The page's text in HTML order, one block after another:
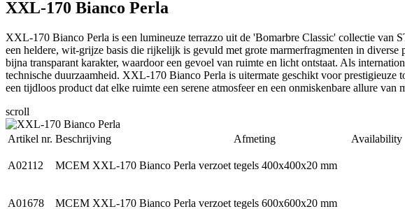
XXL-170 Bianco Perla
XXL-170 Bianco Perla is een lumineuze terrazzo uit de 'Bomarbre Classic' collectie van
een heldere, wit-grijze basis die rijkelijk is gevuld met grote marmerfragmenten in
bijna transparant karakter, waardoor een gevoel van ruimte en licht ontstaat. Als
technische duurzaamheid. XXL-170 Bianco Perla is uitermate geschikt voor
een tijdloos product dat elke ruimte een serene atmosfeer en een onmiskenbare allure van
scroll
Artikel nr. Beschrijving Afmeting Availability
A02112 MCEM XXL-170 Bianco Perla verzoet tegels 400x400x20 mm
A01678 MCEM XXL-170 Bianco Perla verzoet tegels 600x600x20 mm